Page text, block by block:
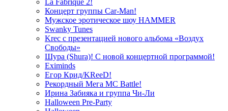
La Fabrique 2!
Концерт группы Car-Man!
Мужское эротическое шоу HAMMER
Swanky Tunes
Krec с презентацией нового альбома «Воздух
Свободы»
Шура (Shura)! С новой концертной программой!
Eximinds
Егор Крид/KReeD!
Рекордный Мега МС Battle!
Ирина Забияка и группа Чи-Ли
Halloween Pre-Party